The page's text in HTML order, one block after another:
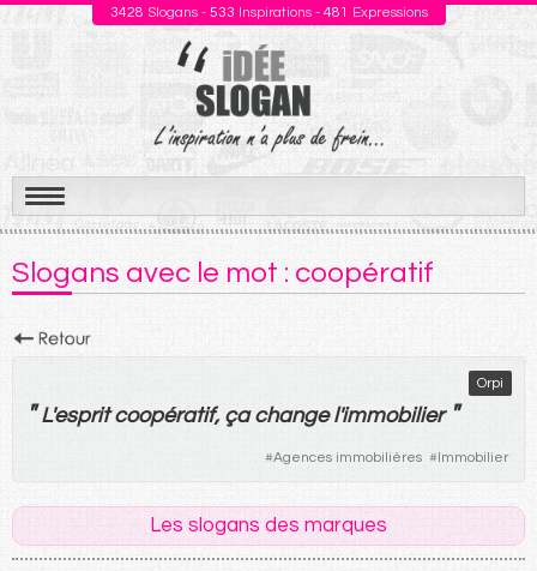
3428 Slogans - 533 Inspirations - 481 Expressions
Aller
au
contenu
Slogans avec le mot : coopératif
Orpi
"L'esprit coopératif, ça changel'immobilier "
#Agences immobilières #Immobilier
Les slogans des marques